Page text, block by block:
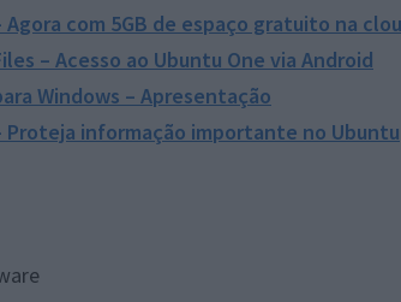
Agora com 5GB de espaço gratuito na
– Acesso ao Ubuntu One via Android
Windows – Apresentação
Proteja informação importante no Ubuntu